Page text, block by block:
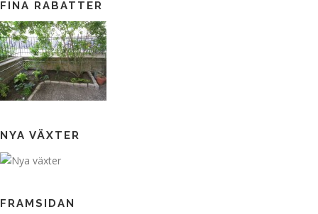
FINA RABATTER
NYA VÄXTER
FRAMSIDAN